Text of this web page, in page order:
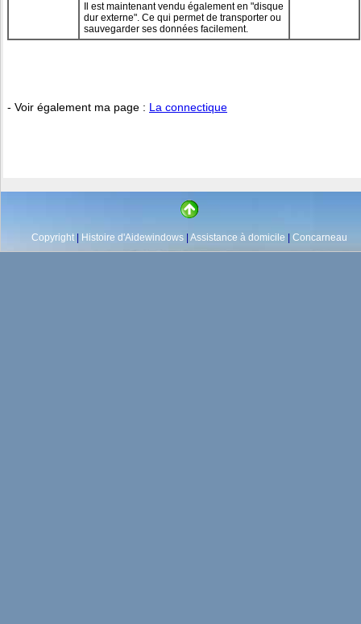
Il est maintenant vendu également en "disque
dur externe". Ce qui permet de transporter ou
sauvegarder ses données facilement.
- Voir également ma page : La connectique
Copyright| Histoire d'Aidewindows Assistance à domicile Concarneau